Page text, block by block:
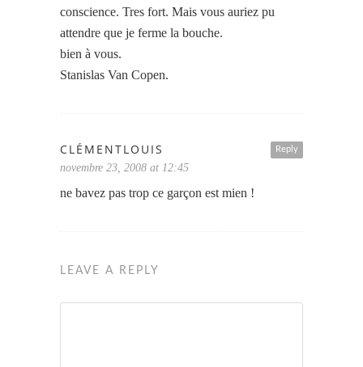
conscience. Tres fort. Mais vous auriez pu
attendre que je ferme la bouche.
bien à vous.
Stanislas Van Copen.
Reply
CLÉMENTLOUIS
novembre 23, 2008 at 12:45
ne bavez pas trop ce garçon est mien !
LEAVE A REPLY